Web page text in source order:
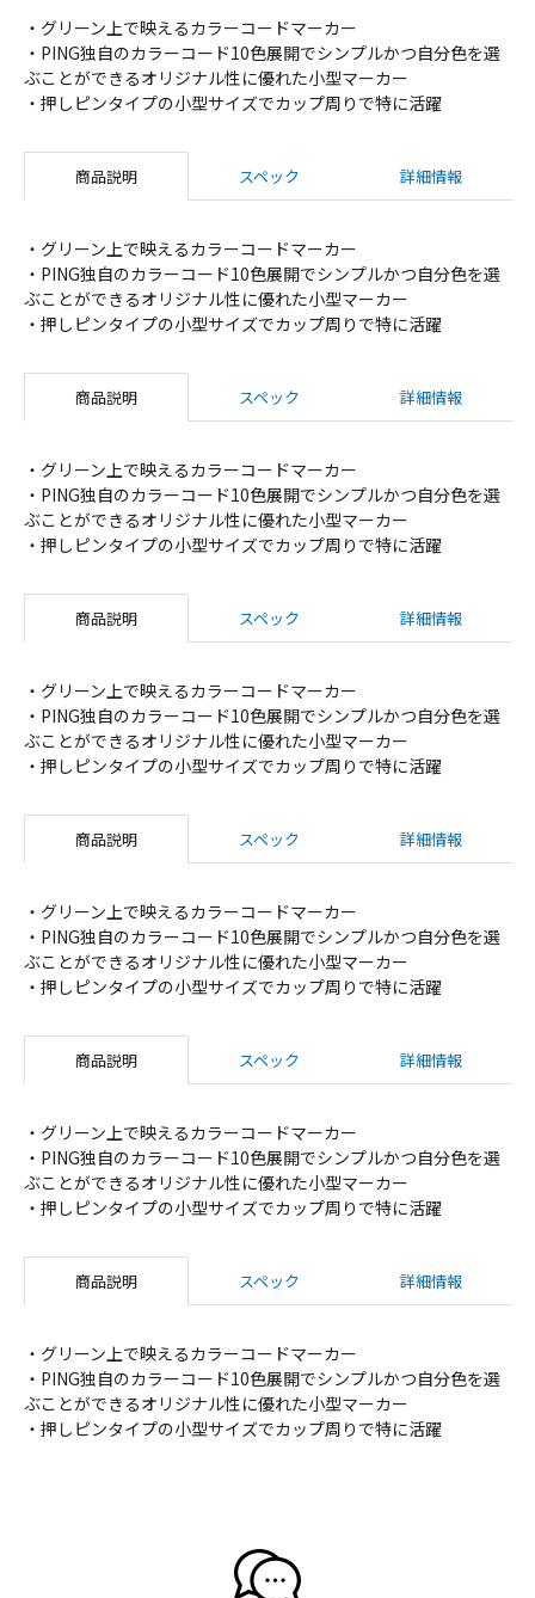
・グリーン上で映えるカラーコードマーカー
・PING独自のカラーコード10色展開でシンプルかつ自分色を選
ぶことができるオリジナル性に優れた小型マーカー
・押しピンタイプの小型サイズでカップ周りで特に活躍
商品説明 スペック 詳細情報
・グリーン上で映えるカラーコードマーカー
・PING独自のカラーコード10色展開でシンプルかつ自分色を選
ぶことができるオリジナル性に優れた小型マーカー
・押しピンタイプの小型サイズでカップ周りで特に活躍
商品説明 スペック 詳細情報
・グリーン上で映えるカラーコードマーカー
・PING独自のカラーコード10色展開でシンプルかつ自分色を選
ぶことができるオリジナル性に優れた小型マーカー
・押しピンタイプの小型サイズでカップ周りで特に活躍
商品説明 スペック 詳細情報
・グリーン上で映えるカラーコードマーカー
・PING独自のカラーコード10色展開でシンプルかつ自分色を選
ぶことができるオリジナル性に優れた小型マーカー
・押しピンタイプの小型サイズでカップ周りで特に活躍
商品説明 スペック 詳細情報
・グリーン上で映えるカラーコードマーカー
・PING独自のカラーコード10色展開でシンプルかつ自分色を選
ぶことができるオリジナル性に優れた小型マーカー
・押しピンタイプの小型サイズでカップ周りで特に活躍
商品説明 スペック 詳細情報
・グリーン上で映えるカラーコードマーカー
・PING独自のカラーコード10色展開でシンプルかつ自分色を選
ぶことができるオリジナル性に優れた小型マーカー
・押しピンタイプの小型サイズでカップ周りで特に活躍
商品説明 スペック 詳細情報
・グリーン上で映えるカラーコードマーカー
・PING独自のカラーコード10色展開でシンプルかつ自分色を選
ぶことができるオリジナル性に優れた小型マーカー
・押しピンタイプの小型サイズでカップ周りで特に活躍